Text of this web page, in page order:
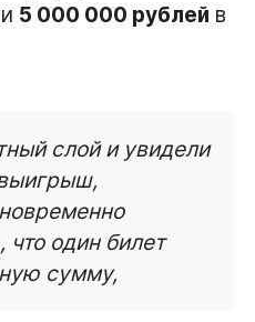
5 000 000 рублей в
слой и увидели
что один билет
сумму,